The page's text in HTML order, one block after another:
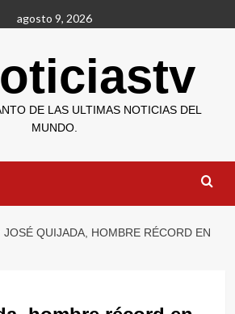
agosto 9, 2026
DE LAS ULTIMAS NOTICIAS DEL
MUNDO.
JOSÉ QUIJADA, HOMBRE RÉCORD EN